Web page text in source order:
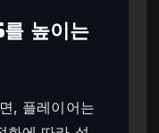
높이는
, 플레이어는